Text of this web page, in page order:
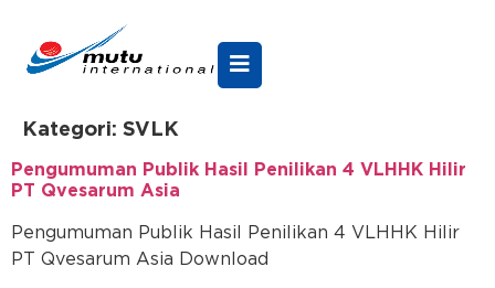
Kategori: SVLK
Pengumuman Publik Hasil Penilikan 4 VLHHK Hilir
PT Qvesarum Asia
Pengumuman Publik Hasil Penilikan 4 VLHHK Hilir
PT Qvesarum Asia Download